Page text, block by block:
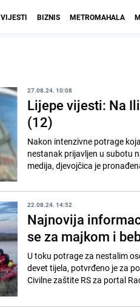
VIJESTI BIZNIS METROMAHALA
27.08.24. 10:08
Lijepe vijesti: Na
(12)
Nakon intenzivne potrage
nestanak prijavljen u subotu
medija, djevojčica je
22.08.24. 14:52
Najnovija
se za majkom i
U toku potrage za nestalim
devet tijela, potvrđeno je za
Civilne zaštite RS za portal